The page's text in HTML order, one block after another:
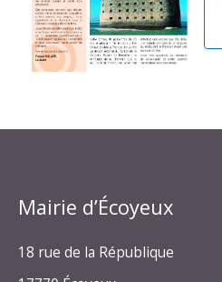
Mairie d’Écoyeux
18 rue de la République